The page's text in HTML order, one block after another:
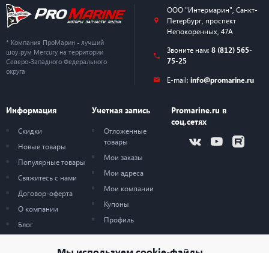
* Компания ПроМарин - лучший
шоу-рум Mercury на территории
Северо-Западного Федерального
округа
ООО "Интермарин" Санкт-
Петербург, проспект
Непокоренных, 47А
Звоните нам: 8 (812) 565-
75-25
E-mail: info@promarine.ru
Информация
Скидки
Новые товары
Популярные товары
Свяжитесь с нами
Договор-оферта
О компании
Блог
Учетная запись
Отложенные
товары
Мои заказы
Мои адреса
Мои компании
Купоны
Профиль
Promarine.ru в
соц.сетях